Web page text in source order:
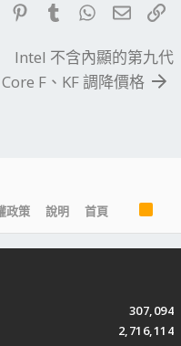
Reddit PinterestTumblrWhatsApp
電子
Intel 不含內顯的第九代
Core F、KF 調降價格
政策 說明 首頁
S
307,094
2,716,114